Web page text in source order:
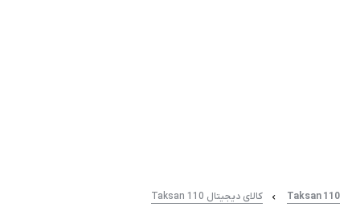
Taksan 110 کالای دیجیتال Taksan 110